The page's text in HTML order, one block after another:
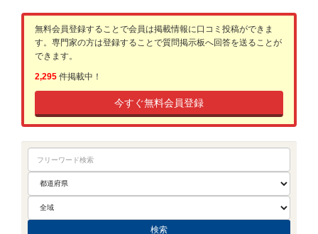
無料会員登録することで会員は掲載情報に口コミ投稿ができま
す。専門家の方は登録することで質問掲示板へ回答を送ることが
できます。
2,295 件掲載中！
今すぐ無料会員登録